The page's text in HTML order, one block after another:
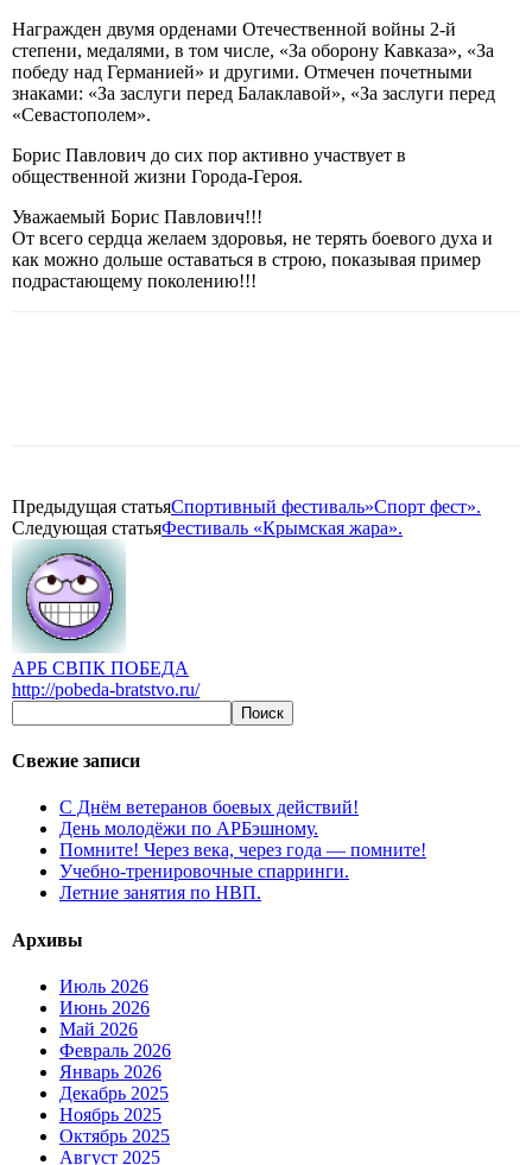
Награжден двумя орденами Отечественной войны 2-й
степени, медалями, в том числе, «За оборону Кавказа», «За
победу над Германией» и другими. Отмечен почетными
знаками: «За заслуги перед Балаклавой», «За заслуги перед
«Севастополем».
Борис Павлович до сих пор активно участвует в
общественной жизни Города-Героя.
Уважаемый Борис Павлович!!!
От всего сердца желаем здоровья, не терять боевого духа и
как можно дольше оставаться в строю, показывая пример
подрастающему поколению!!!
Предыдущая статьяСпортивный фестиваль»Спорт фест».
Следующая статьяФестиваль «Крымская жара».
АРБ СВПК ПОБЕДА
http://pobeda-bratstvo.ru/
Свежие записи
С Днём ветеранов боевых действий!
День молодёжи по АРБэшному.
Помните! Через века, через года — помните!
Учебно-тренировочные спарринги.
Летние занятия по НВП.
Архивы
Июль 2026
Июнь 2026
Май 2026
Февраль 2026
Январь 2026
Декабрь 2025
Ноябрь 2025
Октябрь 2025
Август 2025